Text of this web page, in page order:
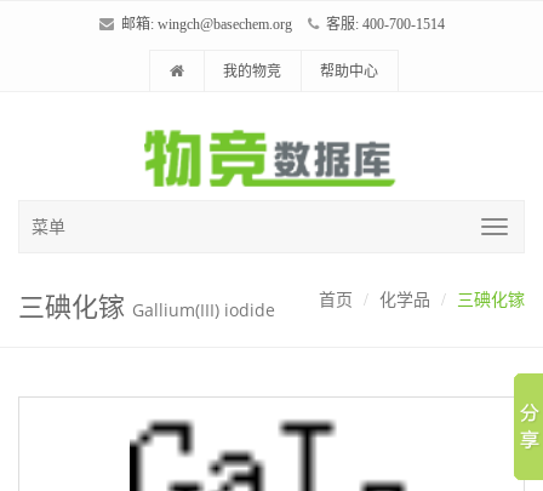
邮箱: wingch@basechem.org 客服: 400-700-1514
我的物竞 帮助中心
菜单
三碘化镓 Gallium(III) iodide 首页 化学品 三碘化镓